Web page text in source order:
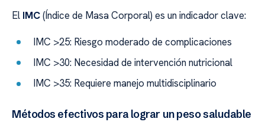
El IMC(Índice de Masa Corporal) es un indicador clave:
IMC >25: Riesgo moderado de complicaciones
IMC >30: Necesidad de intervención nutricional
IMC >35: Requiere manejo multidisciplinario
Métodos efectivos para lograr un peso saludable